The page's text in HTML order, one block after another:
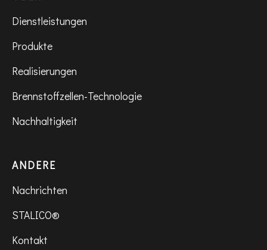
Dienstleistungen
Produkte
Realisierungen
Brennstoffzellen-Technologie
Nachhaltigkeit
ANDERE
Nachrichten
STALICO®
Kontakt